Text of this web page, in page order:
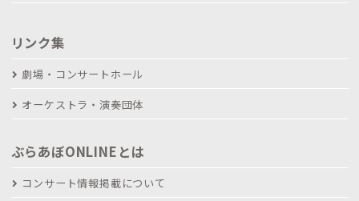
リンク集
劇場・コンサートホール
オーケストラ・演奏団体
ぶらあぼONLINEとは
コンサート情報掲載について